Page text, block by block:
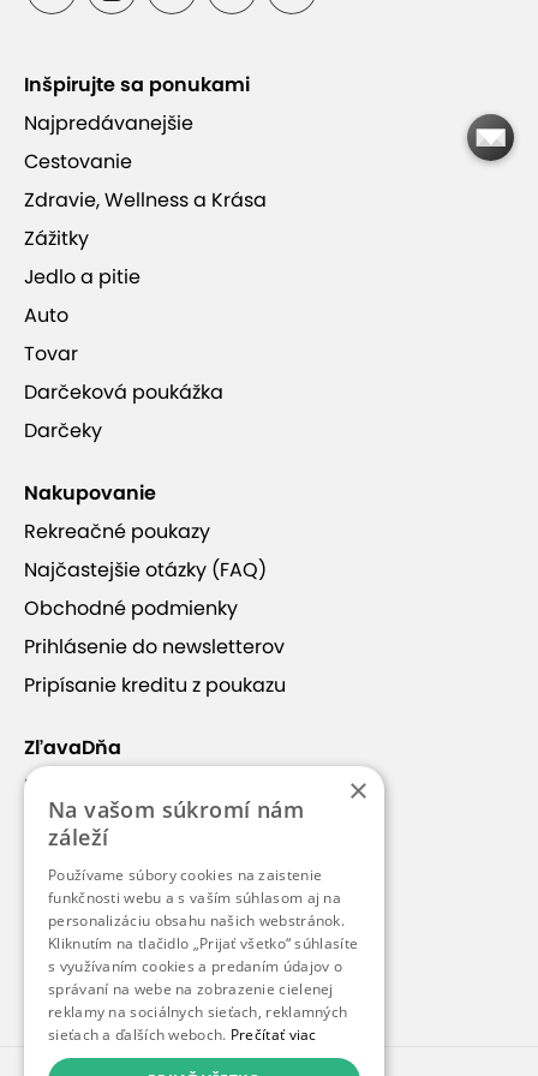
prísnych EN noriem
Ukončené - 1 hod. vstup pre dieťa +
doprovod zdarma
Platnosť od 9.9.2025 do 30.9.2026
ušetríte29 %
4,20 €
Ukončené - 1 hod. vstup pre dieťa +
Platnosť od 9.9.2025 do 30.9.2026
ušetríte15 %
4,99 €
5,90 €
Ukončené - 2 hod. vstup pre dieťa +
doprovod zdarma
Inšpirujte sa ponukami
Najpredávanejšie
Cestovanie
Zdravie, Wellness a Krása
Zážitky
Jedlo a pitie
Auto
Tovar
Darčeková poukážka
Darčeky
Nakupovanie
Rekreačné poukazy
Najčastejšie otázky (FAQ)
Obchodné podmienky
Prihlásenie do newsletterov
Pripísanie kreditu z poukazu
ZľavaDňa
Náš príbeh
Kontakt
Kariéra
Blog
Pre médiá
Pre partnerov
×
Na vašom súkromí nám
záleží
Používame súbory cookies na zaistenie
funkčnosti webu a s vaším súhlasom aj na
personalizáciu obsahu našich webstránok.
Kliknutím na tlačidlo „Prijať všetko“ súhlasíte
s využívaním cookies a predaním údajov o
správaní na webe na zobrazenie cielenej
reklamy na sociálnych sieťach, reklamných
sieťach a ďalších weboch. Prečítať viac